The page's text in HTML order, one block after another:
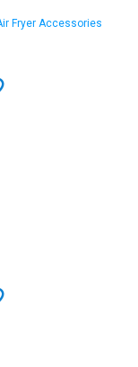
Fryer Accessories